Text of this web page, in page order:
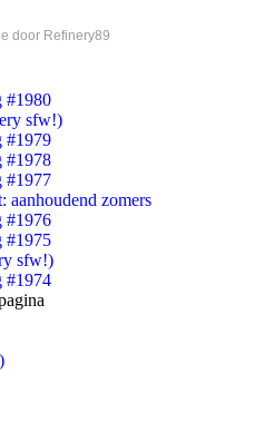
door Refinery89
#1980
sfw!)
#1979
#1978
#1977
aanhoudend zomers
#1976
#1975
sfw!)
#1974